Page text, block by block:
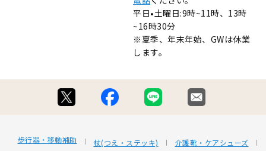
平日•土曜日:9時~11時、13時
~16時30分
※夏季、年末年始、GWは休業
します。
歩行器・移動補助 杖(つえ・ステッキ)
介護靴・ケアシューズ